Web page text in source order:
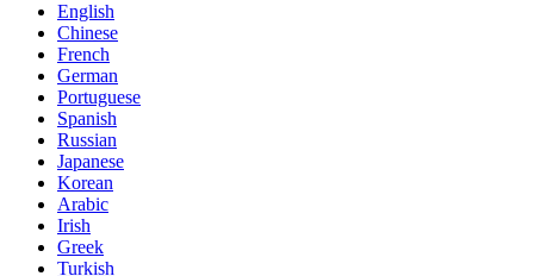
English
Chinese
French
German
Portuguese
Spanish
Russian
Japanese
Korean
Arabic
Irish
Greek
Turkish